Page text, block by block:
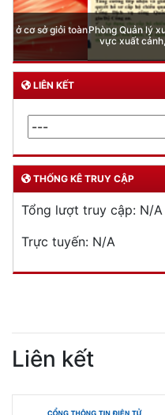
Phòng Quản lý xuất nhập cảnh:
vực xuất cảnh, nhập cảnh
LIÊN KẾT
THỐNG KÊ TRUY CẬP
Tổng lượt truy cập: N/A
Trực tuyến: N/A
Liên kết